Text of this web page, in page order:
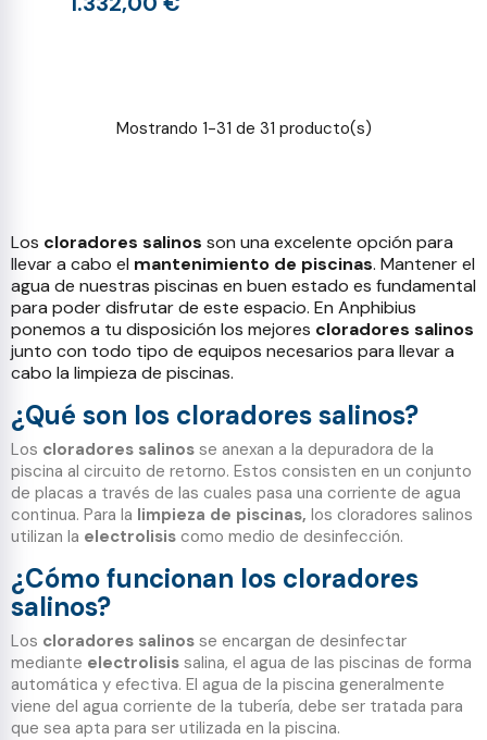
Mostrando 1-31 de 31 producto(s)
Los cloradores salinos son una excelente opción para
llevar a cabo el mantenimiento de piscinas. Mantener el
agua de nuestras piscinas en buen estado es fundamental
para poder disfrutar de este espacio. En Anphibius
ponemos a tu disposición los mejores cloradores salinos
junto con todo tipo de equipos necesarios para llevar a
cabo la limpieza de piscinas.
¿Qué son los cloradores salinos?
Los cloradores salinos se anexan a la depuradora de la
piscina al circuito de retorno. Estos consisten en un conjunto
de placas a través de las cuales pasa una corriente de agua
continua. Para la limpieza de piscinas, los cloradores salinos
utilizan la electrolisis como medio de desinfección.
¿Cómo funcionan los cloradores
salinos?
Los cloradores salinos se encargan de desinfectar
mediante electrolisis salina, el agua de las piscinas de forma
automática y efectiva. El agua de la piscina generalmente
viene del agua corriente de la tubería, debe ser tratada para
que sea apta para ser utilizada en la piscina.